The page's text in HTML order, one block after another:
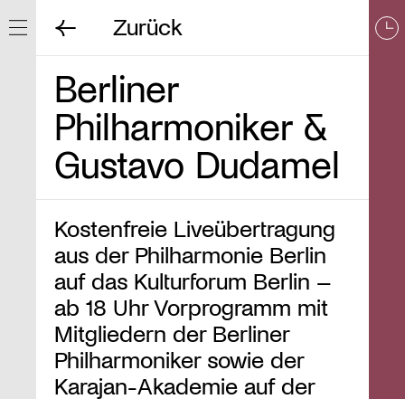
Navigation ein/ausblenden
Zurück
Berliner
Philharmoniker &
Gustavo Dudamel
Kostenfreie Liveübertragung
aus der Philharmonie Berlin
auf das Kulturforum Berlin –
ab 18 Uhr Vorprogramm mit
Mitgliedern der Berliner
Philharmoniker sowie der
Karajan-Akademie auf der